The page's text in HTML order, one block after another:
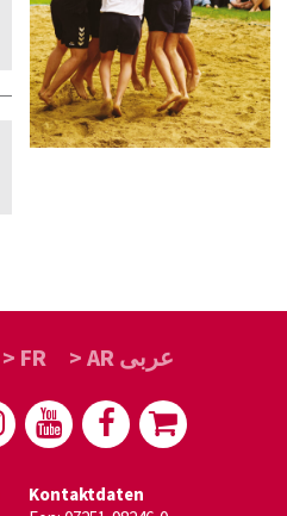
> FR > AR عربى
Kontaktdaten